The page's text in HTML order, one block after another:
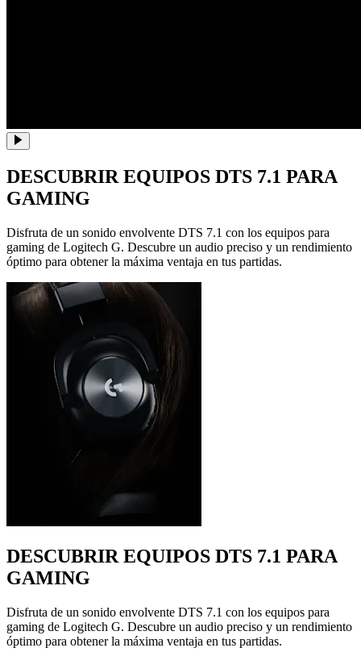
DESCUBRIR EQUIPOS DTS 7.1 PARA
GAMING
Disfruta de un sonido envolvente DTS 7.1 con los equipos para
gaming de Logitech G. Descubre un audio preciso y un rendimiento
óptimo para obtener la máxima ventaja en tus partidas.
DESCUBRIR EQUIPOS DTS 7.1 PARA
GAMING
Disfruta de un sonido envolvente DTS 7.1 con los equipos para
gaming de Logitech G. Descubre un audio preciso y un rendimiento
óptimo para obtener la máxima ventaja en tus partidas.